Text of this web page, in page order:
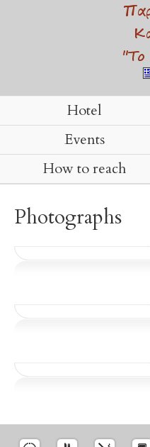
Hotel
Events
How to reach
Photographs